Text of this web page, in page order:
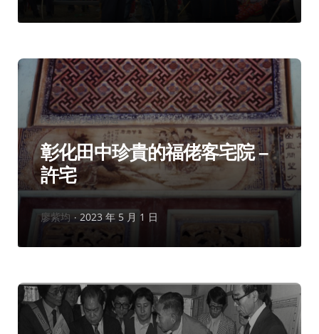
分
類：
民族 科普文摘精選
彰化田中珍貴的福佬客宅院 –
許宅
作
者：
廖紫均 2023 年 5 月 1 日